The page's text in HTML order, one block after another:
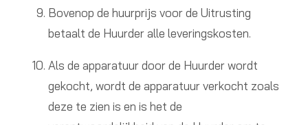
Bovenop de huurprijs voor de Uitrusting
betaalt de Huurder alle leveringskosten.
Als de apparatuur door de Huurder wordt
gekocht, wordt de apparatuur verkocht zoals
deze te zien is en is het de